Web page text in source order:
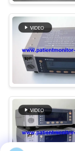
NEWS
ম্যাপ
PRIVACY
POLICY